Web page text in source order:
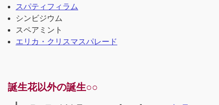
スパティフィラム
シンビジウム
スペアミント
エリカ・クリスマスパレード
誕生花以外の誕生○○